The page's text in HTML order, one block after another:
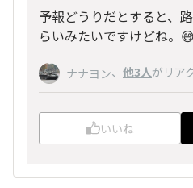
予報どうりだとすると、
らいみたいですけどね。😅
ナナヨン、 他3人がリア
いいね